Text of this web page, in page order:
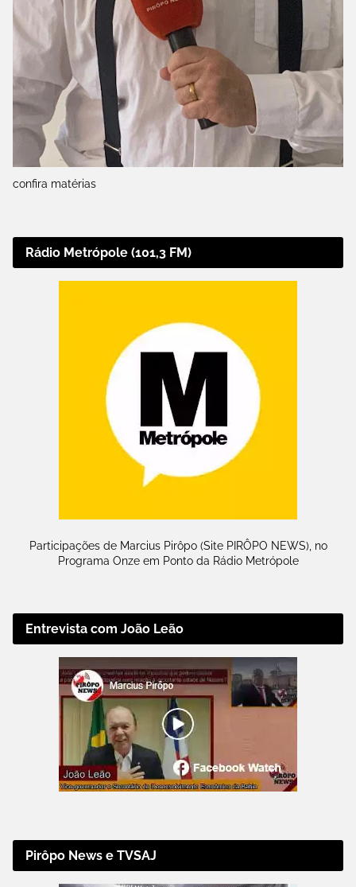
confira matérias
Rádio Metrópole (101,3 FM)
Participações de Marcius Pirôpo (Site PIRÔPO NEWS), no
Programa Onze em Ponto da Rádio Metrópole
Entrevista com João Leão
Pirôpo News e TVSAJ